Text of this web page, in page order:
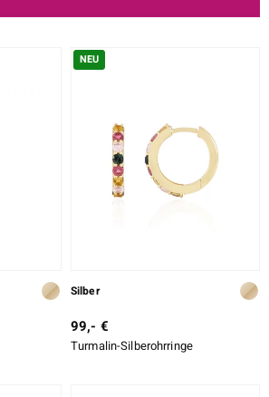
NEU
Silber
99,- €
Turmalin-Silberohrringe